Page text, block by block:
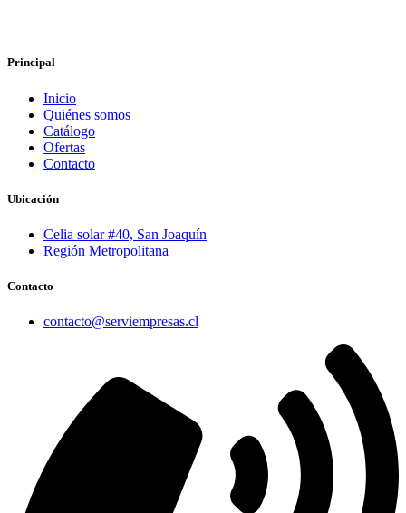
Principal
Inicio
Quiénes somos
Catálogo
Ofertas
Contacto
Ubicación
Celia solar #40, San Joaquín
Región Metropolitana
Contacto
contacto@serviempresas.cl